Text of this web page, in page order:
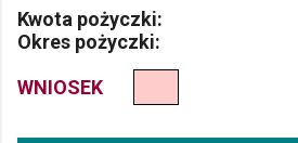
Kwota pożyczki:
Okres pożyczki:
WNIOSEK